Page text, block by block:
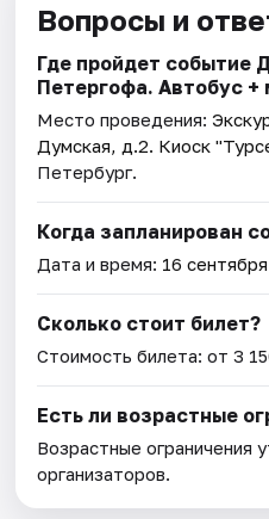
Вопросы и
Где пройдет событие
Петергофа. Автобус +
Место проведения:
Думская, д.2. Киоск
Петербург.
Когда запланирован
Дата и время: 16
Сколько стоит билет?
Стоимость билета: от 3
Есть ли возрастные
Возрастные ограничения
организаторов.